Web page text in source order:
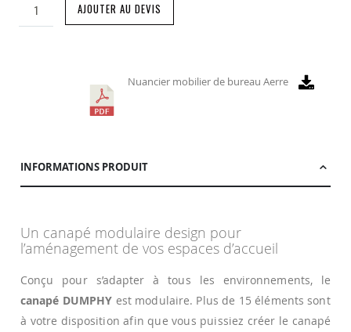
AJOUTER AU DEVIS
Nuancier mobilier de bureau Aerre
INFORMATIONS PRODUIT
Un canapé modulaire design pour
l’aménagement de vos espaces d’accueil
Conçu pour s’adapter à tous les environnements, le
canapé DUMPHY est modulaire. Plus de 15 éléments sont
à votre disposition afin que vous puissiez créer le canapé